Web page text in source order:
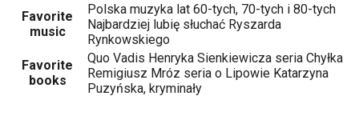
Favorite
music
Polska muzyka lat 60-tych, 70-tych i 80-tych
Najbardziej lubię słuchać Ryszarda
Rynkowskiego
Favorite
books
Quo Vadis Henryka Sienkiewicza seria Chyłka
Remigiusz Mróz seria o Lipowie Katarzyna
Puzyńska, kryminały